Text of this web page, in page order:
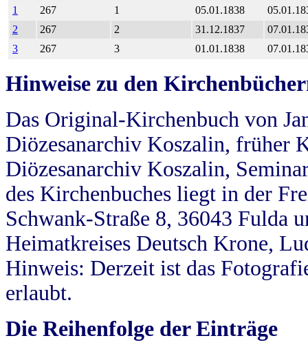
1
267 1 05.01.1838
2
267 2 31.12.1837
3
267 3 01.01.1838
Hinweise zu den
Das Original-Kirchenbuch von
Diözesanarchiv Koszalin, früher
Diözesanarchiv Koszalin,
des Kirchenbuches liegt in der
Schwank-Straße 8, 36043 Fulda
Heimatkreises Deutsch Krone,
Hinweis: Derzeit ist das
erlaubt.
Die Reihenfolge der Einträge